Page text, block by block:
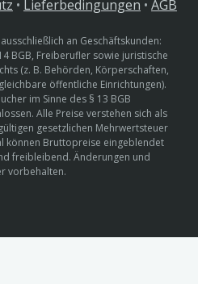
• Lieferbedingungen • AGB
an Geschäftskunden:
BGB, Freiberufler sowie juristische
(z. B. Behörden, Körperschaften,
öffentliche Einrichtungen).
im Sinne des § 13 BGB
Alle Preise verstehen sich als
gesetzlichen Mehrwertsteuer
können Bruttopreise eingeblendet
freibleibend. Änderungen und
vorbehalten.